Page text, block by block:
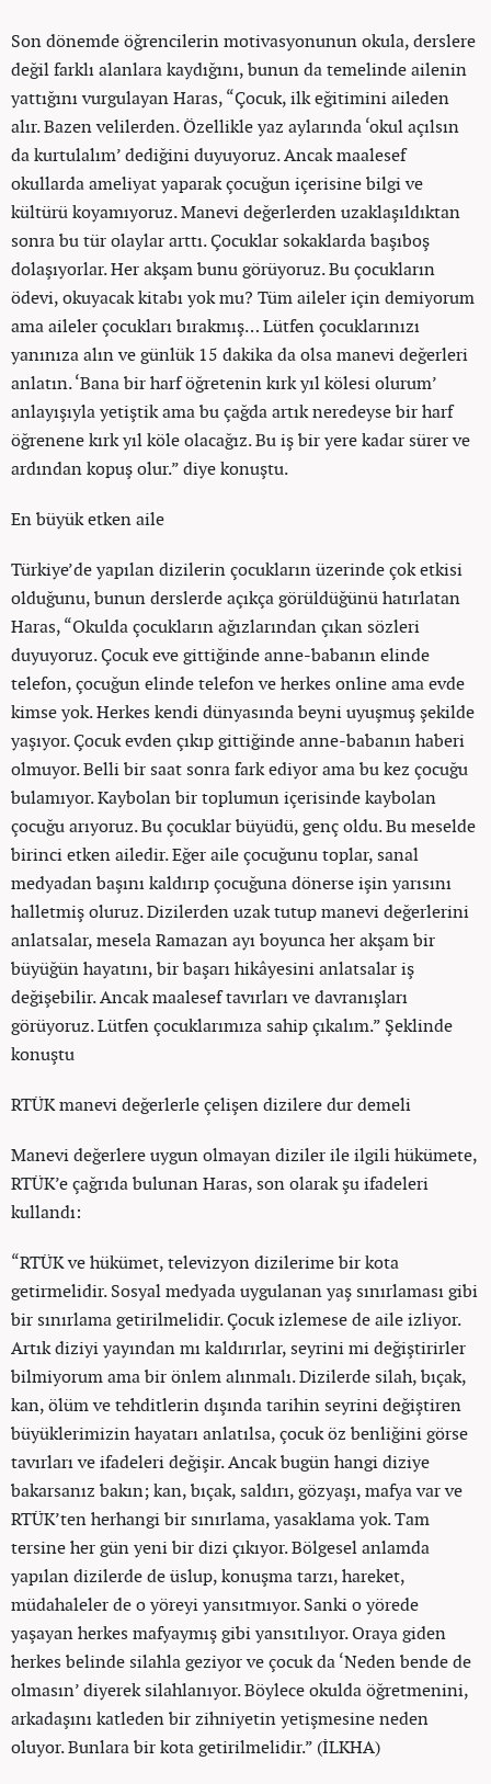
Son dönemde öğrencilerin motivasyonunun okula, derslere
değil farklı alanlara kaydığını, bunun da temelinde ailenin
yattığını vurgulayan Haras, “Çocuk, ilk eğitimini aileden
alır. Bazen velilerden. Özellikle yaz aylarında ‘okul açılsın
da kurtulalım’ dediğini duyuyoruz. Ancak maalesef
okullarda ameliyat yaparak çocuğun içerisine bilgi ve
kültürü koyamıyoruz. Manevi değerlerden uzaklaşıldıktan
sonra bu tür olaylar arttı. Çocuklar sokaklarda başıboş
dolaşıyorlar. Her akşam bunu görüyoruz. Bu çocukların
ödevi, okuyacak kitabı yok mu? Tüm aileler için demiyorum
ama aileler çocukları bırakmış… Lütfen çocuklarınızı
yanınıza alın ve günlük 15 dakika da olsa manevi değerleri
anlatın. ‘Bana bir harf öğretenin kırk yıl kölesi olurum’
anlayışıyla yetiştik ama bu çağda artık neredeyse bir harf
öğrenene kırk yıl köle olacağız. Bu iş bir yere kadar sürer ve
ardından kopuş olur.” diye konuştu.
En büyük etken aile
Türkiye’de yapılan dizilerin çocukların üzerinde çok etkisi
olduğunu, bunun derslerde açıkça görüldüğünü hatırlatan
Haras, “Okulda çocukların ağızlarından çıkan sözleri
duyuyoruz. Çocuk eve gittiğinde anne-babanın elinde
telefon, çocuğun elinde telefon ve herkes online ama evde
kimse yok. Herkes kendi dünyasında beyni uyuşmuş şekilde
yaşıyor. Çocuk evden çıkıp gittiğinde anne-babanın haberi
olmuyor. Belli bir saat sonra fark ediyor ama bu kez çocuğu
bulamıyor. Kaybolan bir toplumun içerisinde kaybolan
çocuğu arıyoruz. Bu çocuklar büyüdü, genç oldu. Bu meselde
birinci etken ailedir. Eğer aile çocuğunu toplar, sanal
medyadan başını kaldırıp çocuğuna dönerse işin yarısını
halletmiş oluruz. Dizilerden uzak tutup manevi değerlerini
anlatsalar, mesela Ramazan ayı boyunca her akşam bir
büyüğün hayatını, bir başarı hikâyesini anlatsalar iş
değişebilir. Ancak maalesef tavırları ve davranışları
görüyoruz. Lütfen çocuklarımıza sahip çıkalım.” Şeklinde
konuştu
RTÜK manevi değerlerle çelişen dizilere dur demeli
Manevi değerlere uygun olmayan diziler ile ilgili hükümete,
RTÜK’e çağrıda bulunan Haras, son olarak şu ifadeleri
kullandı:
“RTÜK ve hükümet, televizyon dizilerime bir kota
getirmelidir. Sosyal medyada uygulanan yaş sınırlaması gibi
bir sınırlama getirilmelidir. Çocuk izlemese de aile izliyor.
Artık diziyi yayından mı kaldırırlar, seyrini mi değiştirirler
bilmiyorum ama bir önlem alınmalı. Dizilerde silah, bıçak,
kan, ölüm ve tehditlerin dışında tarihin seyrini değiştiren
büyüklerimizin hayatarı anlatılsa, çocuk öz benliğini görse
tavırları ve ifadeleri değişir. Ancak bugün hangi diziye
bakarsanız bakın; kan, bıçak, saldırı, gözyaşı, mafya var ve
RTÜK’ten herhangi bir sınırlama, yasaklama yok. Tam
tersine her gün yeni bir dizi çıkıyor. Bölgesel anlamda
yapılan dizilerde de üslup, konuşma tarzı, hareket,
müdahaleler de o yöreyi yansıtmıyor. Sanki o yörede
yaşayan herkes mafyaymış gibi yansıtılıyor. Oraya giden
herkes belinde silahla geziyor ve çocuk da ‘Neden bende de
olmasın’ diyerek silahlanıyor. Böylece okulda öğretmenini,
arkadaşını katleden bir zihniyetin yetişmesine neden
oluyor. Bunlara bir kota getirilmelidir.” (İLKHA)